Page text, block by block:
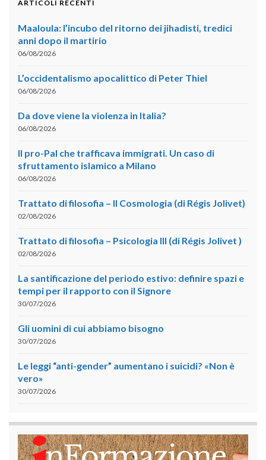
ARTICOLI RECENTI
Maaloula: l’incubo del ritorno dei jihadisti, tredici
anni dopo il martirio
06/08/2026
L’occidentalismo apocalittico di Peter Thiel
06/08/2026
Da dove viene la violenza in Italia?
06/08/2026
Il pro-Pal che trafficava immigrati. Un caso di
sfruttamento islamico a Milano
06/08/2026
Trattato di filosofia – II Cosmologia (di Régis Jolivet)
02/08/2026
Trattato di filosofia – Psicologia III (di Régis Jolivet )
02/08/2026
La santificazione del periodo estivo: definire spazi e
tempi per il rapporto con il Signore
30/07/2026
Gli uomini di cui abbiamo bisogno
30/07/2026
Le leggi “anti-gender” aumentano i suicidi? «Non è
vero»
30/07/2026